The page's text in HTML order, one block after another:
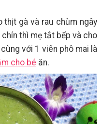
thịt gà và rau chùm ngây
thì mẹ tắt bếp và cho
với 1 viên phô mai là
cho bé ăn.